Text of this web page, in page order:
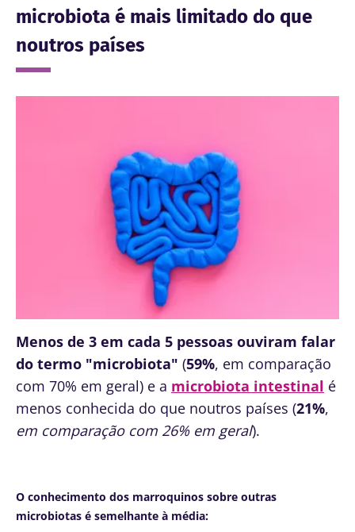
microbiota é mais limitado do que
noutros países
Menos de 3 em cada 5 pessoas ouviram falar
do termo "microbiota" (59%, em comparação
com 70% em geral) e a microbiota intestinal é
menos conhecida do que noutros países (21%,
em comparação com 26% em geral).
O conhecimento dos marroquinos sobre outras
microbiotas é semelhante à média: